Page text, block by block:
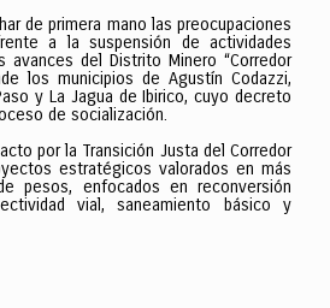
de primera mano las preocupaciones
a la suspensión de actividades
avances del Distrito Minero “Corredor
los municipios de Agustín Codazzi,
y La Jagua de Ibirico, cuyo decreto
de socialización.
por la Transición Justa del Corredor
estratégicos valorados en más
pesos, enfocados en reconversión
vial, saneamiento básico y